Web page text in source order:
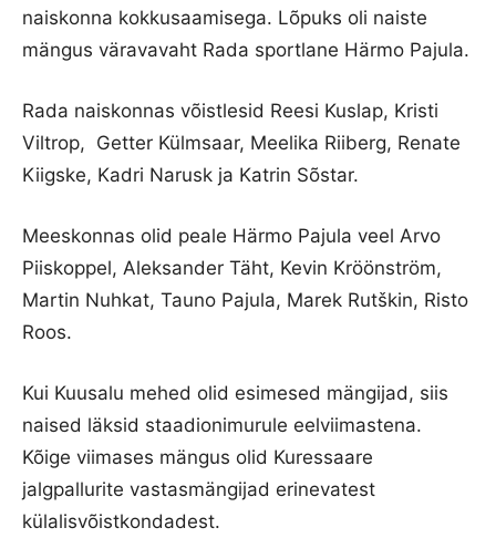
naiskonna kokkusaamisega. Lõpuks oli naiste
mängus väravavaht Rada sportlane Härmo Pajula.
Rada naiskonnas võistlesid Reesi Kuslap, Kristi
Viltrop, Getter Külmsaar, Meelika Riiberg, Renate
Kiigske, Kadri Narusk ja Katrin Sõstar.
Meeskonnas olid peale Härmo Pajula veel Arvo
Piiskoppel, Aleksander Täht, Kevin Kröönström,
Martin Nuhkat, Tauno Pajula, Marek Rutškin, Risto
Roos.
Kui Kuusalu mehed olid esimesed mängijad, siis
naised läksid staadionimurule eelviimastena.
Kõige viimases mängus olid Kuressaare
jalgpallurite vastasmängijad erinevatest
külalisvõistkondadest.